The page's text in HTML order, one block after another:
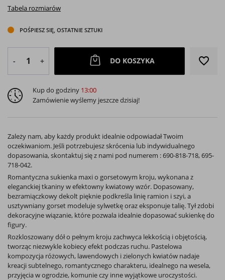
Tabela rozmiarów
POŚPIESZ SIĘ, OSTATNIE SZTUKI
- + DO KOSZYKA favorite_border
Kup do godziny 13:00
Zamówienie wyślemy jeszcze dzisiaj!
Zależy nam, aby każdy produkt idealnie odpowiadał Twoim
oczekiwaniom. Jeśli potrzebujesz skrócenia lub indywidualnego
dopasowania, skontaktuj się z nami pod numerem : 690-818-718, 695-
718-042.
Romantyczna sukienka maxi o gorsetowym kroju, wykonana z
eleganckiej tkaniny w efektowny kwiatowy wzór. Dopasowany,
bezramiączkowy dekolt pięknie podkreśla linię ramion i szyi, a
usztywniany gorset modeluje sylwetkę oraz eksponuje talię. Tył zdobi
dekoracyjne wiązanie, które pozwala idealnie dopasować sukienkę do
figury.
Rozkloszowany dół o pełnym kroju zachwyca lekkością i objętością,
tworząc niezwykle kobiecy efekt podczas ruchu. Pastelowa
kompozycja różowych, lawendowych i zielonych kwiatów nadaje
kreacji subtelnego, romantycznego charakteru, idealnego na wesela,
przyjęcia w ogrodzie, komunie czy inne wyjątkowe uroczystości.